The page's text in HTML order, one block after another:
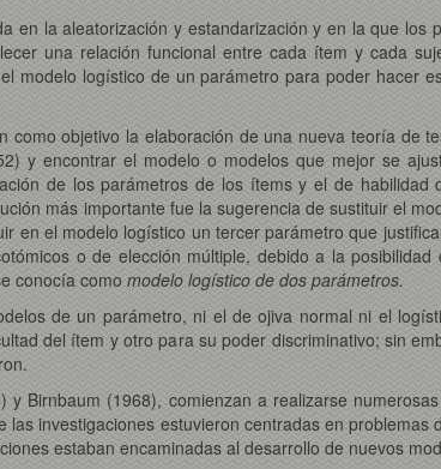
en la aleatorización y estandarización y en la que
una relación funcional entre cada ítem y cada
modelo logístico de un parámetro para poder hacer
objetivo la elaboración de una nueva teoría de
y encontrar el modelo o modelos que mejor se
de los parámetros de los ítems y el de
más importante fue la sugerencia de sustituir el
en el modelo logístico un tercer parámetro que
o de elección múltiple, debido a la
conocía comomodelo logístico de dos parámetros.
de un parámetro, ni el de ojiva normal ni el
del ítem y otro para su poder discriminativo; sin
Birnbaum (1968), comienzan a realizarse
investigaciones estuvieron centradas en
estaban encaminadas al desarrollo de nuevos